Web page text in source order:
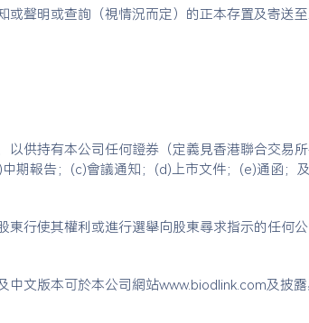
聲明或查詢（視情況而定）的正本存置及寄送
以供持有本公司任何證券（定義見香港聯合交易
期報告；(c)會議通知；(d)上市文件；(e)通函；
東行使其權利或進行選舉向股東尋求指示的任何
中文版本可於本公司網站www.biodlink.com及